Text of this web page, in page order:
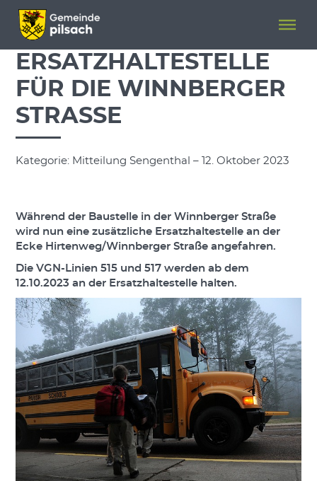
Menü überspringen
Menü überspringen
ERSATZHALTESTELLE
FÜR DIE WINNBERGER
STRASSE
Kategorie: Mitteilung Sengenthal – 12. Oktober 2023
Während der Baustelle in der Winnberger Straße
wird nun eine zusätzliche Ersatzhaltestelle an der
Ecke Hirtenweg/Winnberger Straße angefahren.
Die VGN-Linien 515 und 517 werden ab dem
12.10.2023 an der Ersatzhaltestelle halten.